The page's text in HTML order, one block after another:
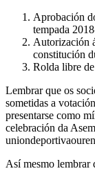
Aprobación
tempada
Autorización
constitución
Rolda libre
Lembrar que os
sometidas a
presentarse como
celebración da
Así mesmo lembrar